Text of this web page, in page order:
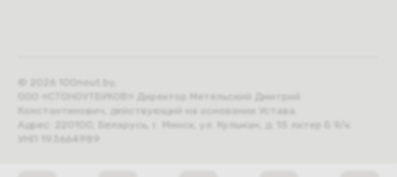
ООО «СТОНОУТБУКОВ» Директор Метельский Дмитрий
Константинович, действующий на основании Устава.
Адрес: 220100, Беларусь, г. Минск, ул. Кульман, д. 15 литер Б 9/к.